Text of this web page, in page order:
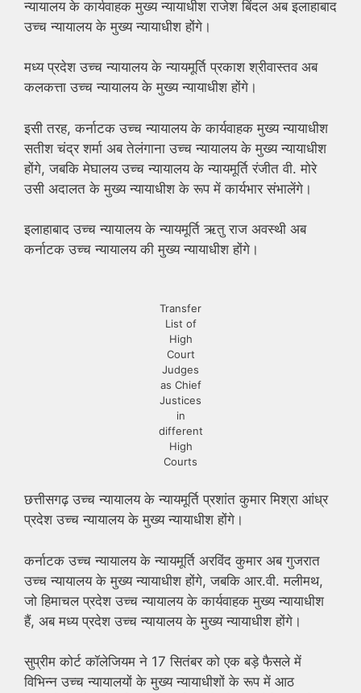
न्यायालय के कार्यवाहक मुख्य न्यायाधीश राजेश बिंदल अब इलाहाबाद
उच्च न्यायालय के मुख्य न्यायाधीश होंगे।
मध्य प्रदेश उच्च न्यायालय के न्यायमूर्ति प्रकाश श्रीवास्तव अब
कलकत्ता उच्च न्यायालय के मुख्य न्यायाधीश होंगे।
इसी तरह, कर्नाटक उच्च न्यायालय के कार्यवाहक मुख्य न्यायाधीश
सतीश चंद्र शर्मा अब तेलंगाना उच्च न्यायालय के मुख्य न्यायाधीश
होंगे, जबकि मेघालय उच्च न्यायालय के न्यायमूर्ति रंजीत वी. मोरे
उसी अदालत के मुख्य न्यायाधीश के रूप में कार्यभार संभालेंगे।
इलाहाबाद उच्च न्यायालय के न्यायमूर्ति ऋतु राज अवस्थी अब
कर्नाटक उच्च न्यायालय की मुख्य न्यायाधीश होंगे।
Transfer
List of
High
Court
Judges
as Chief
Justices
in
different
High
Courts
छत्तीसगढ़ उच्च न्यायालय के न्यायमूर्ति प्रशांत कुमार मिश्रा आंध्र
प्रदेश उच्च न्यायालय के मुख्य न्यायाधीश होंगे।
कर्नाटक उच्च न्यायालय के न्यायमूर्ति अरविंद कुमार अब गुजरात
उच्च न्यायालय के मुख्य न्यायाधीश होंगे, जबकि आर.वी. मलीमथ,
जो हिमाचल प्रदेश उच्च न्यायालय के कार्यवाहक मुख्य न्यायाधीश
हैं, अब मध्य प्रदेश उच्च न्यायालय के मुख्य न्यायाधीश होंगे।
सुप्रीम कोर्ट कॉलेजियम ने 17 सितंबर को एक बड़े फैसले में
विभिन्न उच्च न्यायालयों के मुख्य न्यायाधीशों के रूप में आठ